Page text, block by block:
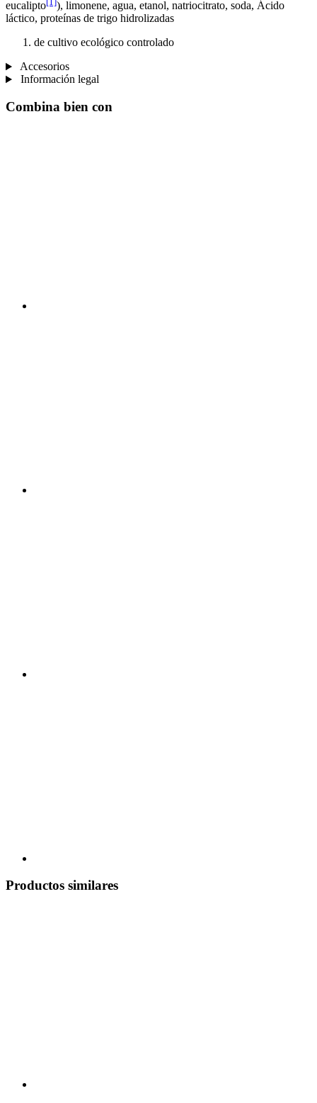
eucalipto
), limonene, agua, etanol, natriocitrato, soda, Ácido
láctico, proteínas de trigo hidrolizadas
de cultivo ecológico controlado
Accesorios
Información legal
Combina bien con
Productos similares